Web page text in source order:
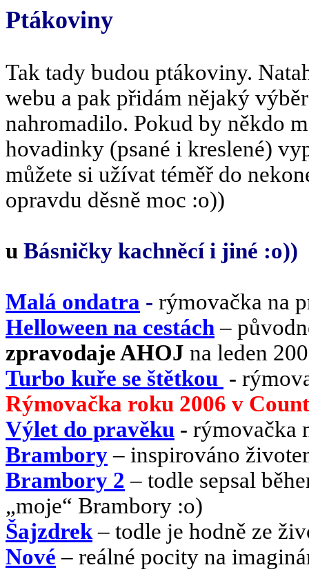
Ptákoviny
Tak tady budou ptákoviny.
webu a pak přidám nějaký
nahromadilo. Pokud by někdo
hovadinky (psané i kreslené)
můžete si užívat téměř do
opravdu děsně moc :o))
u Básničky kachněcí i jiné :o))
Malá ondatra - rýmovačka na
Helloween na cestách–
zpravodaje AHOJ na leden
Turbo kuře se štětkou -
Rýmovačka roku 2006 v
Výlet do pravěku - rýmovačka
Brambory – inspirováno
Brambory 2 – todle sepsal
„moje“ Brambory :o)
Šajzdrek– todle je hodně ze
Nové – reálné pocity na